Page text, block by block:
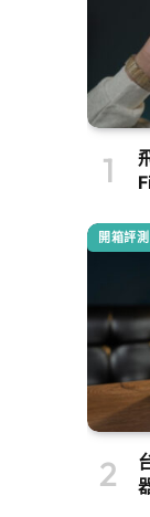
開箱評測